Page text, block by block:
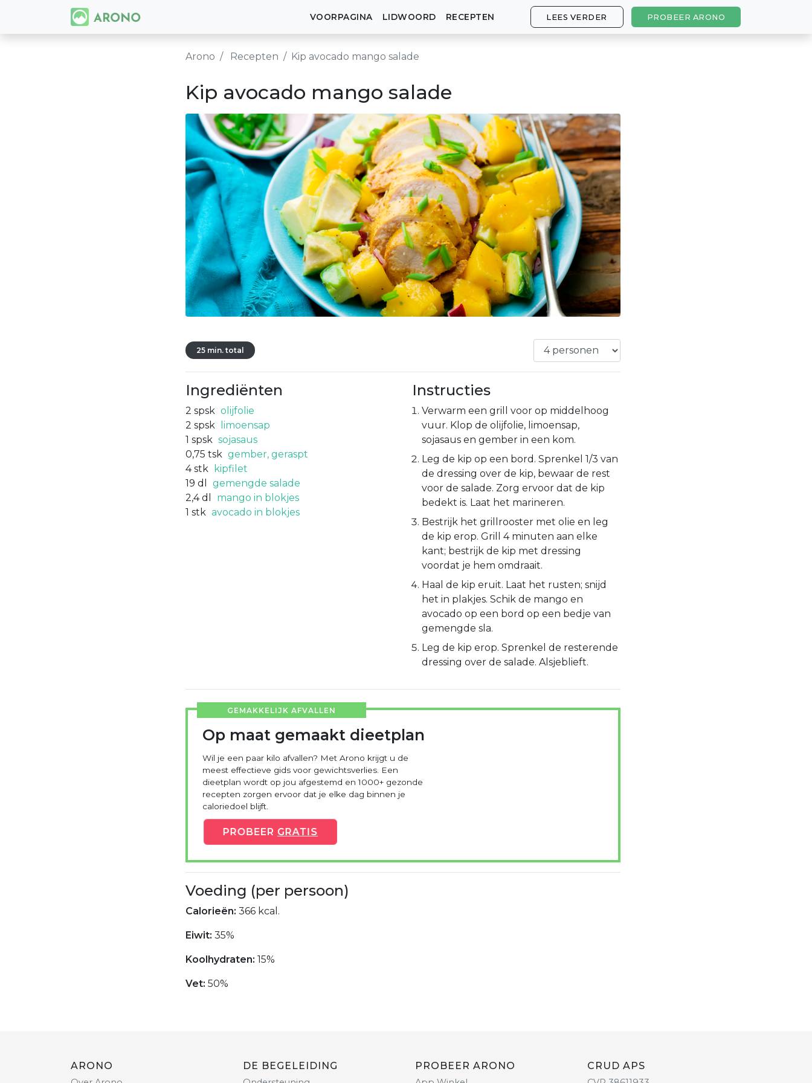
VOORPAGINA LIDWOORD RECEPTEN LEES VERDER PROBEER ARONO
Arono Recepten Kip avocado mango salade
Kip avocado mango salade
25 min. total
Ingrediënten
2 spsk olijfolie
2 spsk
limoensap
1 spsk sojasaus
0,75 tsk gember, geraspt
4 stk
kipfilet
19 dl
gemengde salade
2,4 dl
mango in blokjes
1 stk avocado in blokjes
Instructies
Verwarm een grill voor op middelhoog
vuur. Klop de olijfolie, limoensap,
sojasaus en gember in een kom.
Leg de kip op een bord. Sprenkel 1/3 van
de dressing over de kip, bewaar de rest
voor de salade. Zorg ervoor dat de kip
bedekt is. Laat het marineren.
Bestrijk het grillrooster met olie en leg
de kip erop. Grill 4 minuten aan elke
kant; bestrijk de kip met dressing
voordat je hem omdraait.
Haal de kip eruit. Laat het rusten; snijd
het in plakjes. Schik de mango en
avocado op een bord op een bedje van
gemengde sla.
Leg de kip erop. Sprenkel de resterende
dressing over de salade. Alsjeblieft.
GEMAKKELIJK AFVALLEN
Op maat gemaakt dieetplan
Wil je een paar kilo afvallen? Met Arono krijgt u de
meest effectieve gids voor gewichtsverlies. Een
dieetplan wordt op jou afgestemd en 1000+ gezonde
recepten zorgen ervoor dat je elke dag binnen je
caloriedoel blijft.
PROBEER GRATIS
Voeding (per persoon)
Calorieën: 366 kcal.
Eiwit: 35%
Koolhydraten: 15%
Vet: 50%
ARONO DE BEGELEIDING PROBEER ARONO CRUD APS